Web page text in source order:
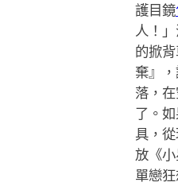
護目鏡
人！
的掀
棄』
落，
了。
具，
放《小
單戀